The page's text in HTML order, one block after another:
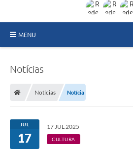
MENU
Meio Ambiente
Ouvidoria
Notícias
Notícias Notícia
JUL
17
17 JUL 2025
CULTURA